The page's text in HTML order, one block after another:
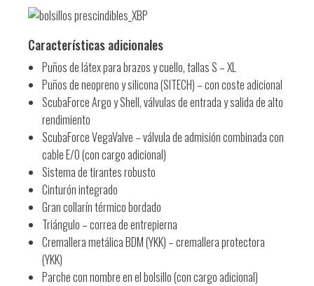
Características adicionales
Puños de látex para brazos y cuello, tallas S – XL
Puños de neopreno y silicona (SITECH) – con coste adicional
ScubaForce Argo y Shell, válvulas de entrada y salida de alto
rendimiento
ScubaForce VegaValve – válvula de admisión combinada con
cable E/O (con cargo adicional)
Sistema de tirantes robusto
Cinturón integrado
Gran collarín térmico bordado
Triángulo – correa de entrepierna
Cremallera metálica BDM (YKK) – cremallera protectora
(YKK)
Parche con nombre en el bolsillo (con cargo adicional)